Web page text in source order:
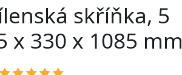
skříňka, 5
x 330 x 1085 mm